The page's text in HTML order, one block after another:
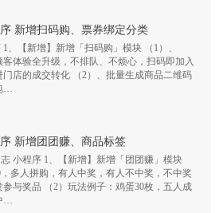
新增扫码购、票券绑定分类
1、【新增】新增「扫码购」模块 （1）、
客体验全升级，不排队、不烦心，扫码即加入
门店的成交转化 （2）、批量生成商品二维码
…
新增团团赚、商品标签
小程序 1、【新增】新增「团团赚」模块
，多人拼购，有人中奖，有人不中奖，不中奖
与奖品 （2）玩法例子：鸡蛋30枚，五人成
…